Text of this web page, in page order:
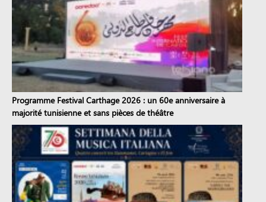
Programme Festival Carthage 2026 : un 60e anniversaire à
majorité tunisienne et sans pièces de théâtre